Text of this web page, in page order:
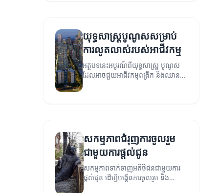
យុទ្ធសាស្ត្របូណូសសម្រាប់
ការលូតលាស់របស់អាជីវកម្ម
អត្ថបទនេះអបូរណ៍ពីយុទ្ធសាស្ត្រ បូណូស
ដែលអាចជួយអាជីវកម្មពង្រីក និងឈាន
ទៅក្នុងជោគជ័យ។
សកម្មភាពជំរុញការចូលរួម
ជាមួយការផ្តល់ជូន
សកម្មភាពទាក់ទាញអតិថិជនជាមួយការ
ផ្តល់ជូន ដើម្បីបង្កើនការចូលរួម និង
លទ្ធផលអាជីវកម្ម។